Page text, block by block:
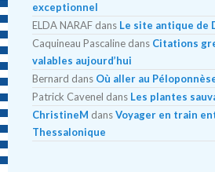
exceptionnel
ELDA NARAF dans Le site antique de
Caquineau Pascaline dans Citations
valables aujourd’hui
Bernard dans Où aller au
Patrick Cavenel dans Les plantes
ChristineM dansVoyager en train
Thessalonique